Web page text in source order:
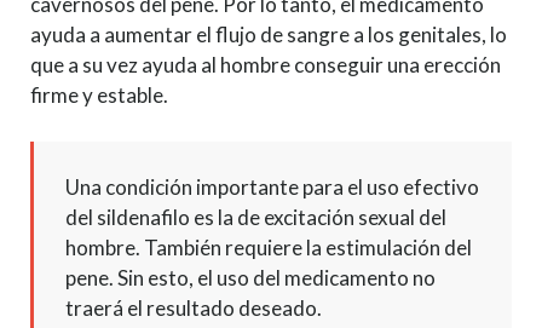
ayuda a aumentar el flujo de sangre a los genitales, lo
que a su vez ayuda al hombre conseguir una erección
firme y estable.
Una condición importante para el uso efectivo
del sildenafilo es la de excitación sexual del
hombre. También requiere la estimulación del
pene. Sin esto, el uso del medicamento no
traerá el resultado deseado.